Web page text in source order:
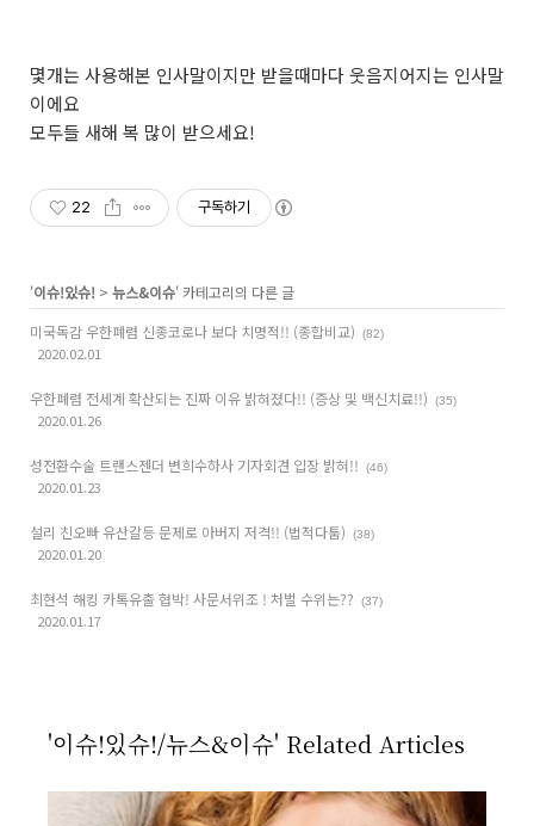
몇개는 사용해본 인사말이지만 받을때마다 웃음지어지는 인사말
이에요
모두들 새해 복 많이 받으세요!
22 구독하기
'이슈!있슈! > 뉴스&이슈' 카테고리의 다른 글
미국독감 우한폐렴 신종코로나 보다 치명적!! (종합비교)
(82)
2020.02.01
우한폐렴 전세계 확산되는 진짜 이유 밝혀졌다!! (증상 및 백신치료!!) (35)
2020.01.26
성전환수술 트랜스젠더 변희수하사 기자회견 입장 밝혀!! (46)
2020.01.23
설리 친오빠 유산갈등 문제로 아버지 저격!! (법적다툼) (38)
2020.01.20
최현석 해킹 카톡유출 협박! 사문서위조 ! 처벌 수위는?? (37)
2020.01.17
'이슈!있슈!/뉴스&이슈' Related Articles